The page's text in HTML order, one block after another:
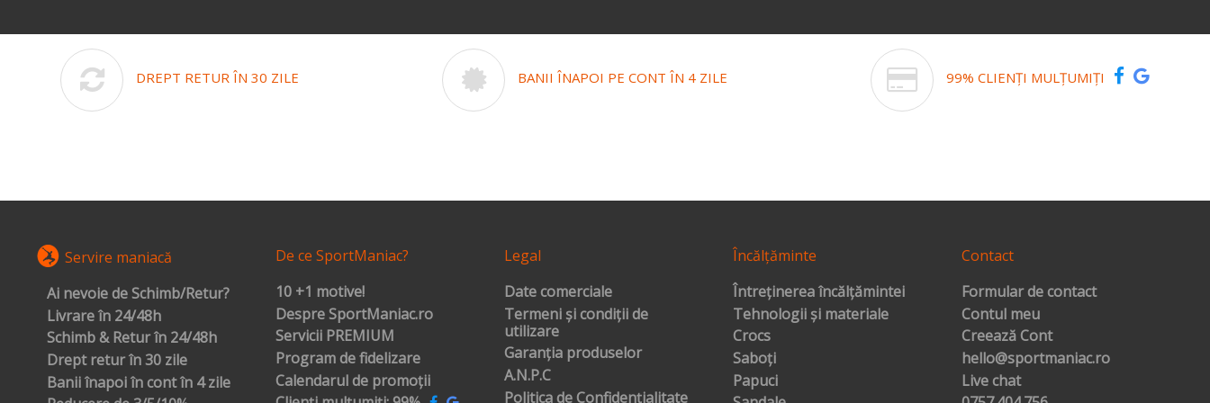
DREPT RETUR ÎN 30 ZILE BANII ÎNAPOI PE CONT ÎN 4 ZILE 99% CLIENȚI MULȚUMIȚI
Servire maniacă
Ai nevoie de Schimb/Retur?
Livrare în 24/48h
Schimb & Retur în 24/48h
Drept retur în 30 zile
Banii înapoi în cont în 4 zile
De ce SportManiac?
10 +1 motive!
Despre SportManiac.ro
Servicii PREMIUM
Program de fidelizare
Calendarul de promoții
Legal
Date comerciale
Termeni și condiții de
utilizare
Garanția produselor
A.N.P.C
Politica de Confidențialitate
Încălțăminte
Întreținerea încălțămintei
Tehnologii și materiale
Crocs
Saboți
Papuci
Contact
Formular de contact
Contul meu
Creează Cont
hello@sportmaniac.ro
Live chat